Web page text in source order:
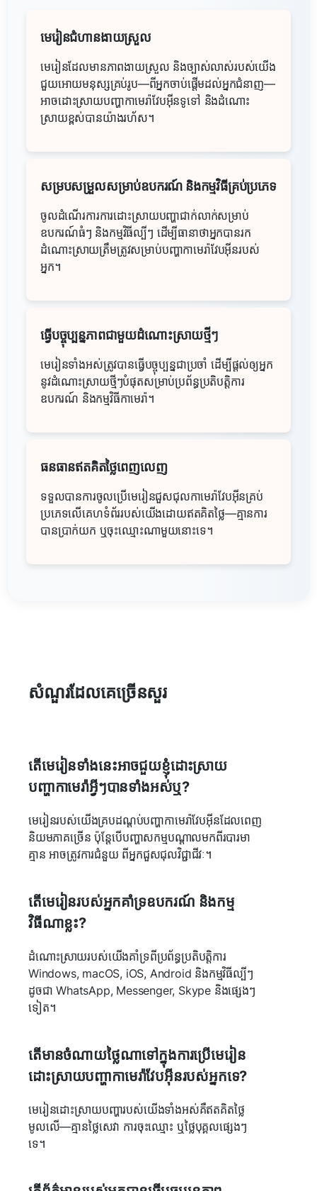
មេរៀនជំហានងាយស្រួល
មេរៀនដែលមានភាពងាយស្រួល និងច្បាស់លាស់របស់យើង
ជួយអោយមនុស្សគ្រប់រូប—ពីអ្នកចាប់ផ្តើមដល់អ្នកជំនាញ—
អាចដោះស្រាយបញ្ហាកាមេរ៉ាវែបអ៊ីនទូទៅ និងដំណោះ
ស្រាយខ្ពស់បានយ៉ាងរហ័ស។
សម្របសម្រួលសម្រាប់ឧបករណ៍ និងកម្មវិធីគ្រប់ប្រភេទ
ចូលដំណើរការការដោះស្រាយបញ្ហាជាក់លាក់សម្រាប់
ឧបករណ៍ធំៗ និងកម្មវិធីល្បីៗ ដើម្បីធានាថាអ្នកបានរក
ដំណោះស្រាយត្រឹមត្រូវសម្រាប់បញ្ហាកាមេរ៉ាវែបអ៊ីនរបស់
អ្នក។
ធ្វើបច្ចុប្បន្នភាពជាមួយដំណោះស្រាយថ្មីៗ
មេរៀនទាំងអស់ត្រូវបានធ្វើបច្ចុប្បន្នជាប្រចាំ ដើម្បីផ្តល់ឲ្យអ្នក
នូវដំណោះស្រាយថ្មីៗបំផុតសម្រាប់ប្រព័ន្ធប្រតិបត្តិការ
ឧបករណ៍ និងកម្មវិធីកាមេរ៉ា។
ធនធានឥតគិតថ្លៃពេញលេញ
ទទួលបានការចូលប្រើមេរៀនជួសជុលកាមេរ៉ាវែបអ៊ីនគ្រប់
ប្រភេទលើគេហទំព័ររបស់យើងដោយឥតគិតថ្លៃ—គ្មានការ
បានប្រាក់យក ឬចុះឈ្មោះណាមួយនោះទេ។
សំណួរ​ដែលគេ​ច្រើន​សួរ
តើមេរៀនទាំងនេះអាចជួយខ្ញុំដោះស្រាយ
បញ្ហាកាមេរ៉ាអ្វីៗបានទាំងអស់ឬ?
មេរៀនរបស់យើងគ្របដណ្តប់បញ្ហាកាមេរ៉ាវែបអ៊ីនដែលពេញ
និយមភាគច្រើន ប៉ុន្តែបើបញ្ហាសកម្មបណ្ដាលមកពីរបារមា
គ្មាន អាចត្រូវការ​ជំនួយ ពីអ្នកជួសជុលវិជ្ជាជីវៈ។
តើមេរៀនរបស់អ្នកគាំទ្រឧបករណ៍ និងកម្ម
វិធីណាខ្លះ?
ដំណោះស្រាយរបស់យើងគាំទ្រពីប្រព័ន្ធប្រតិបត្តិការ
Windows, macOS, iOS, Android និងកម្មវិធីល្បីៗ
ដូចជា WhatsApp, Messenger, Skype និងផ្សេងៗ
ទៀត។
តើមានចំណាយថ្លៃណាទៅក្នុងការប្រើមេរៀន
ដោះស្រាយបញ្ហាកាមេរ៉ាវែបអ៊ីនរបស់អ្នកទេ?
មេរៀនដោះស្រាយបញ្ហារបស់យើងទាំងអស់គឺឥតគិតថ្លៃ
មូលលើ—គ្មានថ្លៃសេវា ការចុះឈ្មោះ ឬថ្លៃបុគ្គលផ្សេងៗ
ទេ។